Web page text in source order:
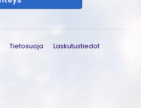
Tietosuoja Laskutustiedot